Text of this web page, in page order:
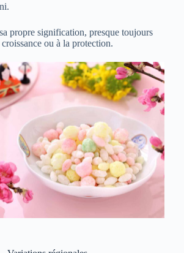
propre signification, presque toujours
ou à la protection.